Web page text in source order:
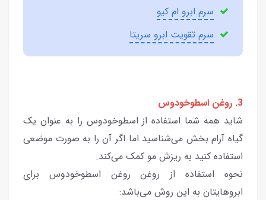
سرم ابرو ام کیو
سرم تقویت ابرو سریتا
3. روغن اسطوخودوس
شاید همه شما استفاده از اسطوخودوس را به عنوان یک
گیاه آرام بخش می‌شناسید اما اگر آن را به صورت موضعی
استفاده کنید به ریزش مو کمک می‌کند.
نحوه استفاده از روغن روغن اسطوخودوس برای
ابروهایتان به این روش می‌باشد: